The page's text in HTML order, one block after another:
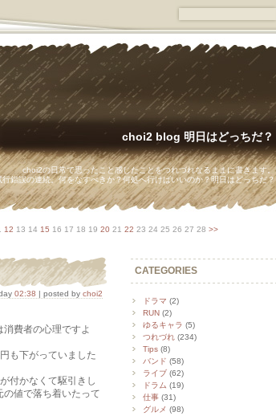
choi2 blog 明日はどっちだ？
choi2の日常で思ったこと感じたことをつれづれなるままに書きます。
行錯誤の連続。何をなすべきか？何処へ行けばいいのか？明日はどっちだ？
12 13 14 15 16 17 18 19 20 21 22 23 24 25 26 27 28 >>
02:38 | posted by choi2
費者の心理ですよ
も下がっていました
付かなくて駆引きし
値で落ち着いたって
CATEGORIES
ドラマ (2)
RUN (2)
ゆるキャラ (5)
つれづれ (234)
Tips (8)
バンド (58)
ライブ (62)
ドラム (19)
仕事 (31)
グルメ (98)